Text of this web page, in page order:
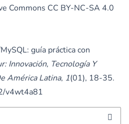
Commons CC BY-NC-SA 4.0
guía práctica con
Innovación, Tecnología Y
América Latina, 1(01), 18-35.
v4wt4a81